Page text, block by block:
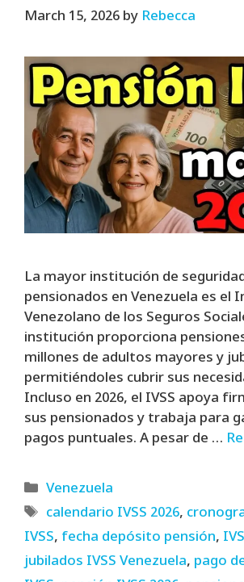
March 15, 2026 by Rebecca
La mayor institución de
pensionados en Venezuela es el
Venezolano de los Seguros
institución proporciona
millones de adultos mayores y
permitiéndoles cubrir sus
Incluso en 2026, el IVSS apoya
sus pensionados y trabaja para
pagos puntuales. A pesar de …
Categories
Venezuela
Tags
calendario IVSS 2026,
IVSS, fecha depósito pensión,
jubilados IVSS Venezuela, pago